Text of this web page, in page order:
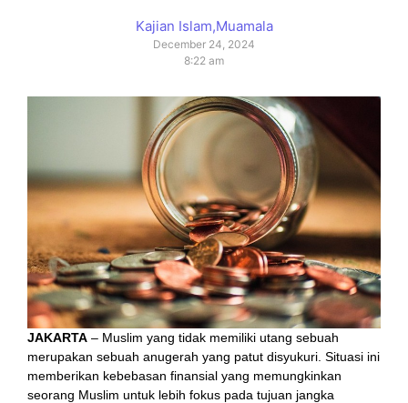
Kajian Islam,Muamala
December 24, 2024
8:22 am
JAKARTA – Muslim yang tidak memiliki utang sebuah
merupakan sebuah anugerah yang patut disyukuri. Situasi ini
memberikan kebebasan finansial yang memungkinkan
seorang Muslim untuk lebih fokus pada tujuan jangka